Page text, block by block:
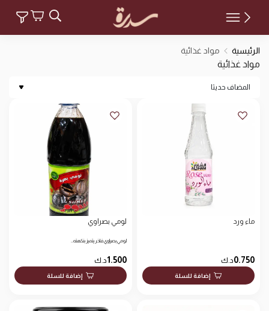
الرئيسية مواد غذائية
مواد غذائية
مواد غذائية
المضاف حديثا
ماء ورد
0.750د.ك
إضافة للسلة
لومي بصراوي
لومي بصراوي فاخر يتميز بنكهته…
1.500د.ك
إضافة للسلة